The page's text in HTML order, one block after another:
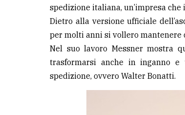
spedizione italiana, un’impresa
Dietro alla versione ufficiale
per molti anni si vollero mantenere
Nel suo lavoro Messner mostra
trasformarsi anche in inganno e
spedizione, ovvero Walter Bonatti.